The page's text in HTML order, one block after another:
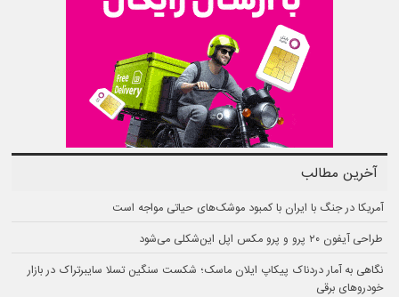
آخرین مطالب
آمریکا در جنگ با ایران با کمبود موشک‌های حیاتی مواجه است
طراحی آیفون ۲۰ پرو و پرو مکس اپل این‌شکلی می‌شود
نگاهی به آمار دردناک پیکاپ ایلان ماسک؛ شکست سنگین تسلا سایبرتراک در بازار
خودروهای برقی